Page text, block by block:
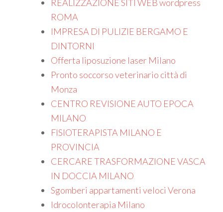
REALIZZAZIONE SITI WEB wordpress
ROMA
IMPRESA DI PULIZIE BERGAMO E
DINTORNI
Offerta liposuzione laser Milano
Pronto soccorso veterinario città di
Monza
CENTRO REVISIONE AUTO EPOCA
MILANO
FISIOTERAPISTA MILANO E
PROVINCIA
CERCARE TRASFORMAZIONE VASCA
IN DOCCIA MILANO
Sgomberi appartamenti veloci Verona
Idrocolonterapia Milano